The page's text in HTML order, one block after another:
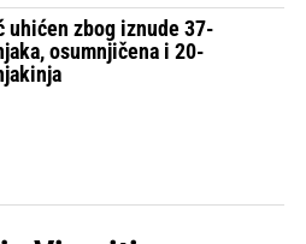
uhićen zbog iznude 37-
osumnjičena i 20-